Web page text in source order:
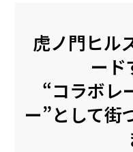
虎ノ門ヒル
ード
“コラボレ
ー”として街